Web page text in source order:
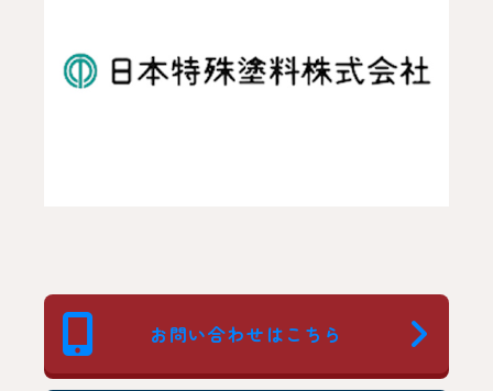
お問い合わせはこちら